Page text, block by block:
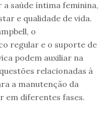
saúde íntima feminina,
e qualidade de vida.
o
regular e o suporte de
podem auxiliar na
relacionadas à
a manutenção da
em diferentes fases.